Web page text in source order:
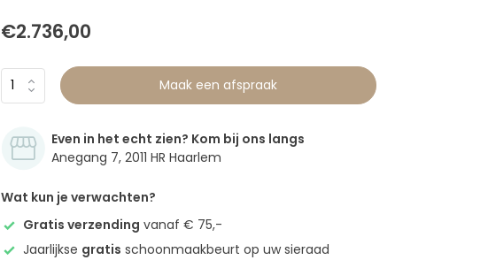
€2.736,00
Maak een afspraak
Even in het echt zien? Kom bij ons langs
Anegang 7, 2011 HR Haarlem
Wat kun je verwachten?
Gratis verzending vanaf € 75,-
Jaarlijkse gratis schoonmaakbeurt op uw sieraad